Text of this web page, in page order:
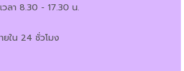
วลา 8.30 - 17.30 น.
ใน 24 ชั่วโมง